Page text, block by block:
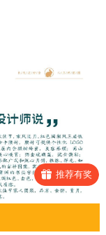
推荐有奖